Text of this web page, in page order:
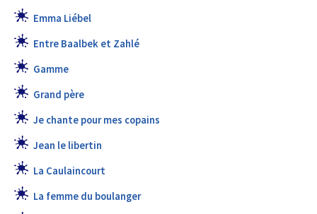
Emma Liébel
Entre Baalbek et Zahlé
Gamme
Grand père
Je chante pour mes copains
Jean le libertin
La Caulaincourt
La femme du boulanger